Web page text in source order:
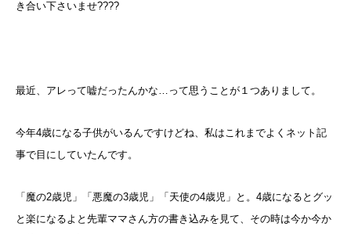
き合い下さいませ????
最近、アレって嘘だったんかな…って思うことが１つありまして。
今年4歳になる子供がいるんですけどね、私はこれまでよくネット記
事で目にしていたんです。
「魔の2歳児」「悪魔の3歳児」「天使の4歳児」と。4歳になるとグッ
と楽になるよと先輩ママさん方の書き込みを見て、その時は今か今か